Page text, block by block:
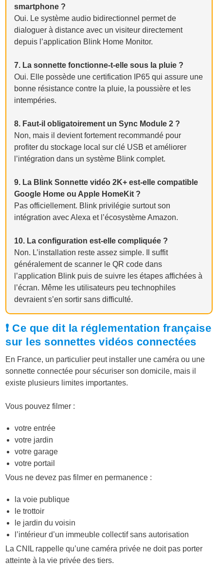
smartphone ?
Oui. Le système audio bidirectionnel permet de
dialoguer à distance avec un visiteur directement
depuis l’application Blink Home Monitor.
7. La sonnette fonctionne-t-elle sous la pluie ?
Oui. Elle possède une certification IP65 qui assure une
bonne résistance contre la pluie, la poussière et les
intempéries.
8. Faut-il obligatoirement un Sync Module 2 ?
Non, mais il devient fortement recommandé pour
profiter du stockage local sur clé USB et améliorer
l’intégration dans un système Blink complet.
9. La Blink Sonnette vidéo 2K+ est-elle compatible
Google Home ou Apple HomeKit ?
Pas officiellement. Blink privilégie surtout son
intégration avec Alexa et l’écosystème Amazon.
10. La configuration est-elle compliquée ?
Non. L’installation reste assez simple. Il suffit
généralement de scanner le QR code dans
l’application Blink puis de suivre les étapes affichées à
l’écran. Même les utilisateurs peu technophiles
devraient s’en sortir sans difficulté.
❗ Ce que dit la réglementation française
sur les sonnettes vidéos connectées
En France, un particulier peut installer une caméra ou une
sonnette connectée pour sécuriser son domicile, mais il
existe plusieurs limites importantes.
Vous pouvez filmer :
votre entrée
votre jardin
votre garage
votre portail
Vous ne devez pas filmer en permanence :
la voie publique
le trottoir
le jardin du voisin
l’intérieur d’un immeuble collectif sans autorisation
La CNIL rappelle qu’une caméra privée ne doit pas porter
atteinte à la vie privée des tiers.